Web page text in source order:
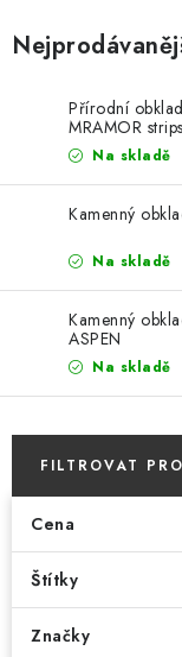
Přírodní
MRAMOR strips
Na skladě
Kamenný
Na skladě
Kamenný
ASPEN
Na skladě
FILTROVAT
Cena
Štítky
Značky